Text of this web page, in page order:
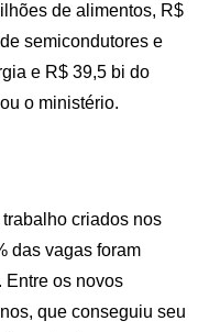
de alimentos, R$
semicondutores e
e R$ 39,5 bi do
o ministério.
criados nos
das vagas foram
Entre os novos
que conseguiu seu